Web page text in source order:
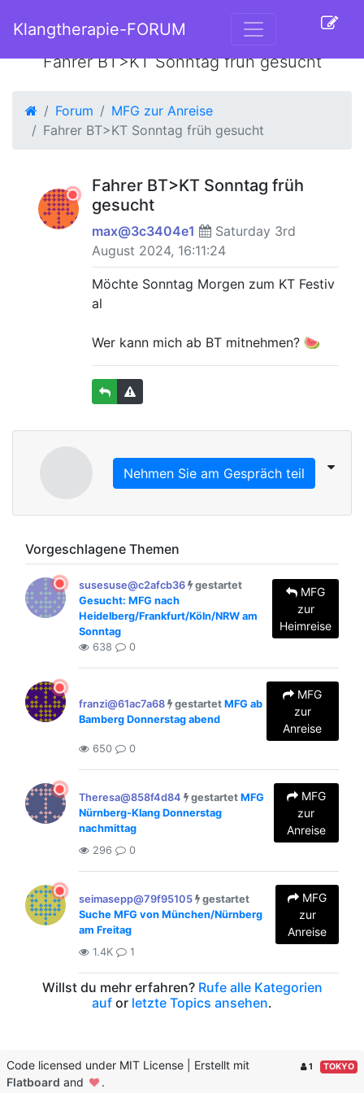
Klangtherapie-FORUM
Fahrer BT>KT Sonntag früh gesucht
Forum
MFG zur Anreise
Fahrer BT>KT Sonntag früh gesucht
Fahrer BT>KT Sonntag früh
gesucht
max@3c3404e1
Saturday 3rd
August 2024, 16:11:24
Möchte Sonntag Morgen zum KT Festiv
al
Wer kann mich ab BT mitnehmen? 🍉
Nehmen Sie am Gespräch teil
Vorgeschlagene Themen
susesuse@c2afcb36 gestartet
Gesucht: MFG nach
Heidelberg/Frankfurt/Köln/NRW am
Sonntag
MFG
zur
Heimreise
638 0
franzi@61ac7a68 gestartet MFG ab
Bamberg Donnerstag abend
MFG
zur
Anreise
650 0
Theresa@858f4d84 gestartet MFG
Nürnberg-Klang Donnerstag
nachmittag
MFG
zur
Anreise
296 0
seimasepp@79f95105 gestartet
Suche MFG von München/Nürnberg
am Freitag
MFG
zur
Anreise
1.4K 1
Willst du mehr erfahren? Rufe alle Kategorien
auf or letzte Topics ansehen.
1 TOKYO
Code licensed under MIT License | Erstellt mit
Flatboard and .